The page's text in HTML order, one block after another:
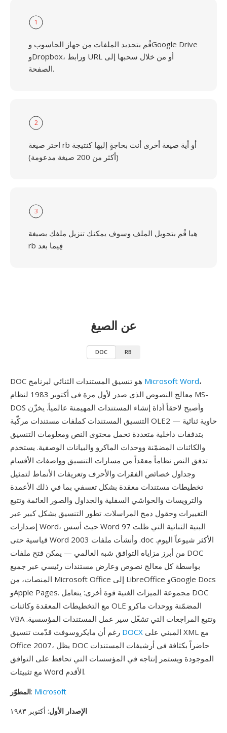
1
قُم بتحديد الملفات من جهاز الحاسوب وGoogle Drive
وDropbox، ورابط URL أو من خلال سحبها إلى
الصفحة.
2
اختر صيغة rb أو أية صيغة أخرى أنت بحاجةٍ إليها كنتيجة
(أكثر من 200 صيغة مدعومة)
3
هيا قُم بتحويل الملف وسوف يمكنك تنزيل ملفك بصيغة
rb فِيما بعد
عن الصيغ
DOC RB
Microsoft Word،
معالج النصوص الذي صدر لأول مرة في أكتوبر 1983 لنظام MS-
DOS وأصبح لاحقاً أداة إنشاء المستندات المهيمنة عالمياً. يخزّن
التنسيق المستندات كملفات مستندات مركّبة OLE2 — حاوية ثنائية
بتدفقات داخلية متعددة تحمل محتوى النص ومعلومات التنسيق
والكائنات المضمّنة ووحدات الماكرو والبيانات الوصفية. يستخدم
تدفق النص نظاماً معقداً من مسارات التنسيق وواصفات الأقسام
وجداول خصائص الفقرات والأحرف وتعريفات الأنماط لتمثيل
تخطيطات مستندات معقدة بشكل تعسفي بما في ذلك الأعمدة
والترويسات والحواشي السفلية والجداول والصور العائمة وتتبع
التغييرات وحقول دمج المراسلات. تطور التنسيق بشكل كبير عبر
إصدارات Word، حيث أسس Word 97 البنية الثنائية التي ظلت
قياسية حتى Word 2003 وأنشأت ملفات .doc الأكثر شيوعاً اليوم.
من أبرز مزاياه التوافق شبه العالمي — يمكن فتح ملفات DOC
بواسطة كل معالج نصوص وعارض مستندات رئيسي عبر جميع
المنصات، من Microsoft Office إلى LibreOffice وGoogle Docs
وApple Pages. مجموعة الميزات الغنية قوة أخرى: يتعامل DOC
مع التخطيطات المعقدة وكائنات OLE المضمّنة ووحدات ماكرو
VBA وتتبع المراجعات التي تشغّل سير عمل المستندات المؤسسية.
DOCX
Office 2007، يظل DOC حاضراً بكثافة في أرشيفات المستندات
الموجودة ويستمر إنتاجه في المؤسسات التي تحافظ على التوافق
مع تثبيتات Word الأقدم.
المطوّر: Microsoft
الإصدار الأول: أكتوبر ١٩٨٣